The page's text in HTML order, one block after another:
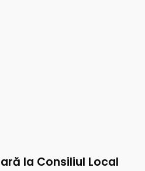
la Consiliul Local